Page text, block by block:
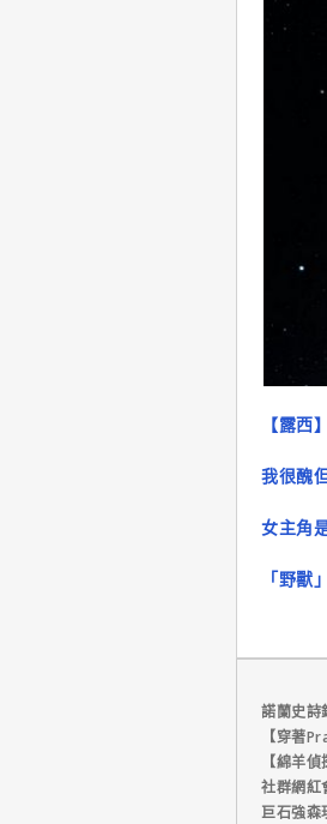
【露
我很醜
女主角
「野
諾蘭史詩
【穿著
【綿羊
社群網紅
巨石強森